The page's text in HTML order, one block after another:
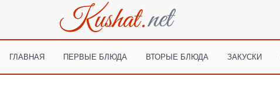
ГЛАВНАЯ ПЕРВЫЕ БЛЮДА ВТОРЫЕ БЛЮДА ЗАКУСКИ